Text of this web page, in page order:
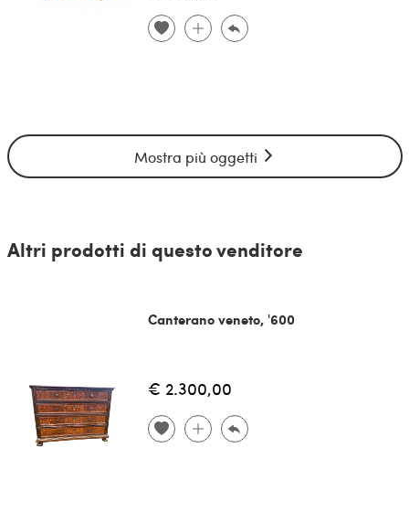
Mostra più oggetti
Altri prodotti di questo venditore
Canterano veneto, '600
€ 2.300,00